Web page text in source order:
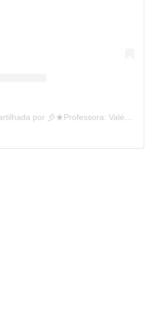
Uma publicação compartilhada por 彡★Professora: Valéria·.¸¸.· (@ensinandocomcarinho)